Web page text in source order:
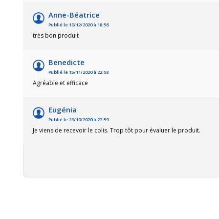
Anne-Béatrice
Publié le 10/12/2020 à 18:56
très bon produit
Benedicte
Publié le 15/11/2020 à 22:58
Agréable et efficace
Eugénia
Publié le 29/10/2020 à 22:59
Je viens de recevoir le colis. Trop tôt pour évaluer le produit.